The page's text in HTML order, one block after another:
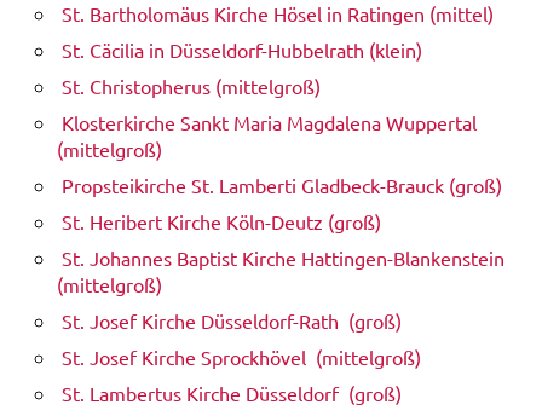
St. Bartholomäus Kirche Hösel in Ratingen (mittel)
St. Cäcilia in Düsseldorf-Hubbelrath (klein)
St. Christopherus (mittelgroß)
Klosterkirche Sankt Maria Magdalena Wuppertal
(mittelgroß)
Propsteikirche St. Lamberti Gladbeck-Brauck (groß)
St. Heribert Kirche Köln-Deutz (groß)
St. Johannes Baptist Kirche Hattingen-Blankenstein
(mittelgroß)
St. Josef Kirche Düsseldorf-Rath (groß)
St. Josef Kirche Sprockhövel (mittelgroß)
St. Lambertus Kirche Düsseldorf (groß)